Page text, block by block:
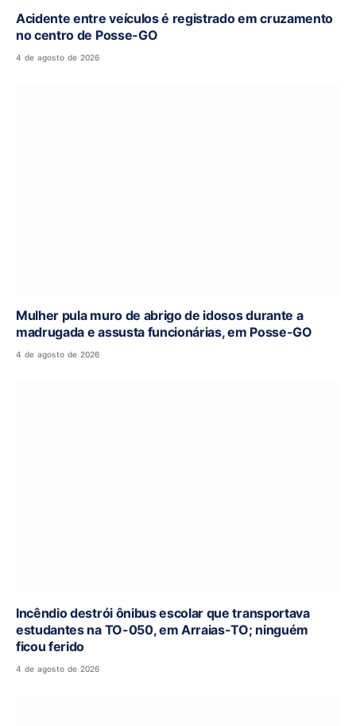
Acidente entre veículos é registrado em cruzamento
no centro de Posse-GO
4 de agosto de 2026
Mulher pula muro de abrigo de idosos durante a
madrugada e assusta funcionárias, em Posse-GO
4 de agosto de 2026
Incêndio destrói ônibus escolar que transportava
estudantes na TO-050, em Arraias-TO; ninguém
ficou ferido
4 de agosto de 2026